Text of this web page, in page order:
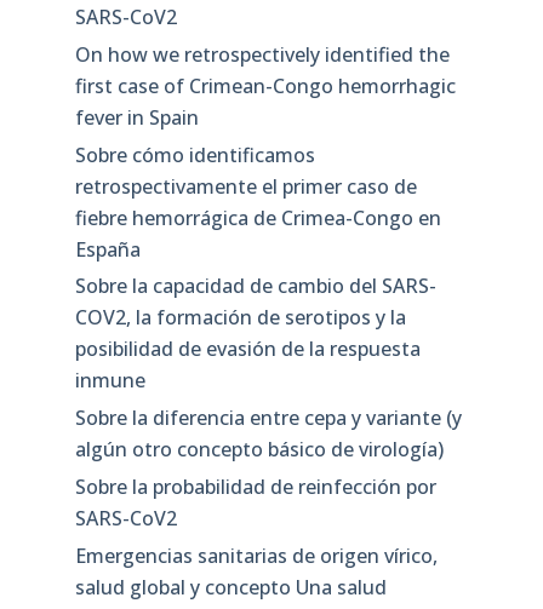
SARS-CoV2
On how we retrospectively identified the
first case of Crimean-Congo hemorrhagic
fever in Spain
Sobre cómo identificamos
retrospectivamente el primer caso de
fiebre hemorrágica de Crimea-Congo en
España
Sobre la capacidad de cambio del SARS-
COV2, la formación de serotipos y la
posibilidad de evasión de la respuesta
inmune
Sobre la diferencia entre cepa y variante (y
algún otro concepto básico de virología)
Sobre la probabilidad de reinfección por
SARS-CoV2
Emergencias sanitarias de origen vírico,
salud global y concepto Una salud